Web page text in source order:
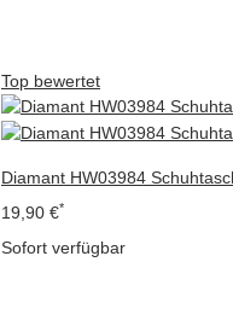
Top bewertet
Diamant HW03984
19,90 €*
Sofort verfügbar